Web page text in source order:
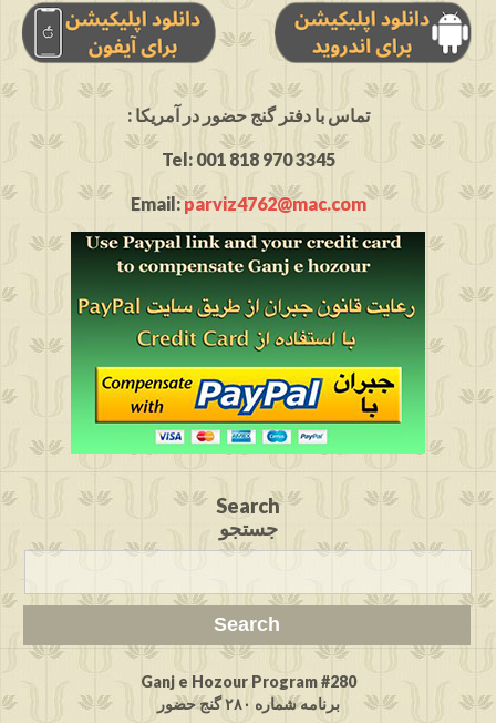
: تماس با دفتر گنج حضور در آمریکا
Tel: 001 818 970 3345
Email:parviz4762@mac.com
Search
جستجو
Ganj e Hozour Program #280
برنامه شماره ۲۸۰ گنج حضور